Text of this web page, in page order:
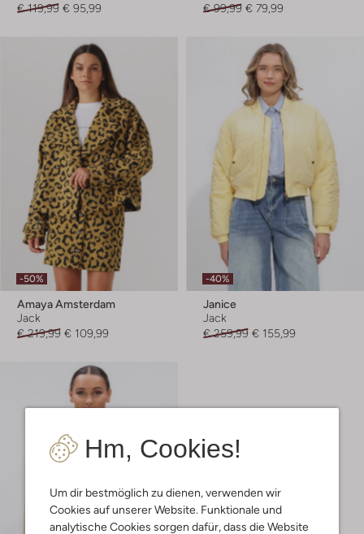
Hm, Cookies!
Um dir bestmöglich zu dienen, verwenden wir
Cookies auf unserer Website. Funktionale und
analytische Cookies sorgen dafür, dass die Website
€ 119,99 € 95,99
€ 99,99 € 79,99
-50%
Amaya Amsterdam
Jack
€ 219,99 € 109,99
-40%
Janice
Jack
€ 259,99 € 155,99